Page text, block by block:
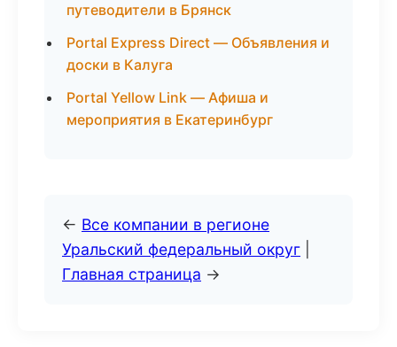
путеводители в Брянск
Portal Express Direct — Объявления и
доски в Калуга
Portal Yellow Link — Афиша и
мероприятия в Екатеринбург
← Все компании в регионе
Уральский федеральный округ
Главная страница →